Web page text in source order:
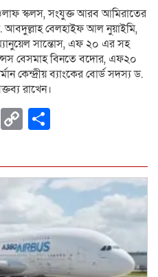
ওলাফ স্কলস, সংযুক্ত আরব আমিরাতের
আবদুল্লাহ বেলহাইফ আল নুয়াইমি,
ম্যানুয়েল সান্তোস, এফ ২০ এর সহ
বেসমাহ বিনতে বদোর, এফ২০
কেন্দ্রীয় ব্যাংকের বোর্ড সদস্য ড.
রাখেন।
PrintFriendly
Copy